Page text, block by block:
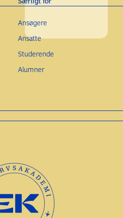
Ansøgere
Ansatte
Studerende
Alumner